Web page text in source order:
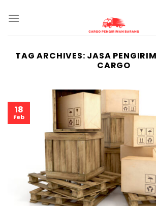
TAG ARCHIVES: JASA
CARGO
18
Feb